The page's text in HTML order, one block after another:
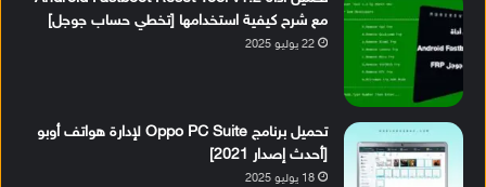
مع شرح كيفية استخدامها [تخطي حساب جوجل]
22 يوليو 2025
تحميل برنامج Oppo PC Suite لإدارة هواتف أوبو
[أحدث إصدار 2021]
18 يوليو 2025